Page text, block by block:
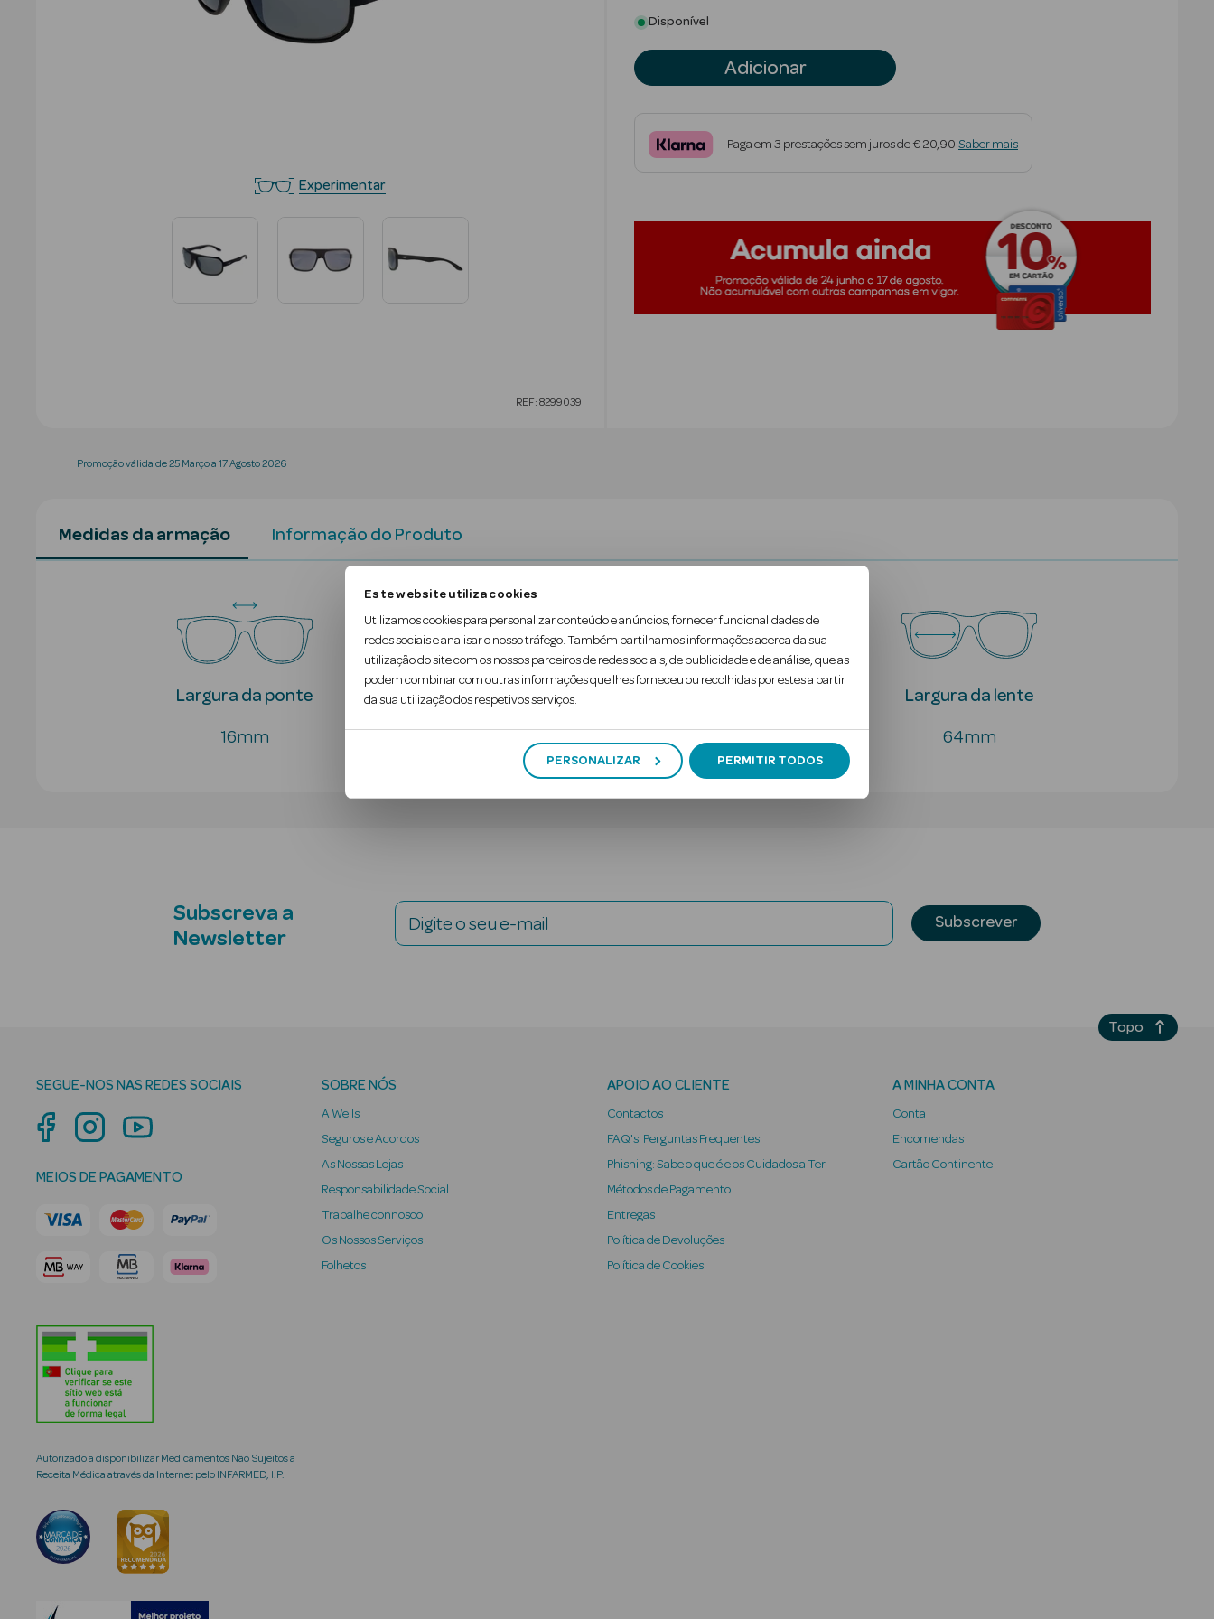
Este website utiliza cookies
Utilizamos cookies para personalizar conteúdo e anúncios, fornecer funcionalidades de
redes sociais e analisar o nosso tráfego. Também partilhamos informações acerca da sua
utilização do site com os nossos parceiros de redes sociais, de publicidade e de análise, que as
podem combinar com outras informações que lhes forneceu ou recolhidas por estes a partir
da sua utilização dos respetivos serviços.
PERSONALIZAR PERMITIR TODOS
Experimentar
REF: 8299039
Disponível
Adicionar
Paga em 3 prestações sem juros de € 20,90 Saber mais
Promoção válida de 25 Março a 17 Agosto 2026
Medidas da armação Informação do Produto
Largura da ponte
16mm
Comprimento da haste Largura da lente
64mm
Subscreva a
Newsletter
Digite o seu e-mail Subscrever
SEGUE-NOS NAS REDES SOCIAIS
MEIOS DE PAGAMENTO
Autorizado a disponibilizar Medicamentos Não Sujeitos a
Receita Médica através da Internet pelo INFARMED, I.P.
SOBRE NÓS
A Wells
Seguros e Acordos
As Nossas Lojas
Responsabilidade Social
Trabalhe connosco
Os Nossos Serviços
Folhetos
APOIO AO CLIENTE
Contactos
FAQ's: Perguntas Frequentes
Phishing: Sabe o que é e os Cuidados a Ter
Métodos de Pagamento
Entregas
Política de Devoluções
Política de Cookies
A MINHA CONTA
Conta
Encomendas
Cartão Continente
Topo